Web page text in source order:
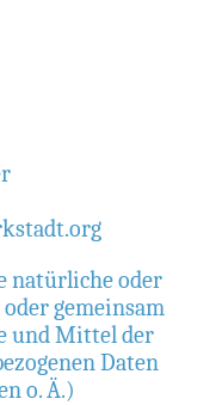
natürliche oder
gemeinsam
und Mittel der
Daten
o. Ä.)